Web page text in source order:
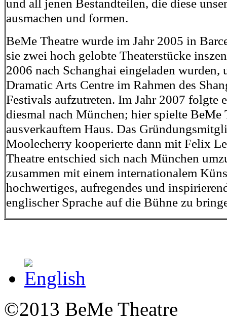
und all jenen Bestandteilen, die diese
ausmachen und formen.
BeMe Theatre wurde im Jahr 2005 in
sie zwei hoch gelobte Theaterstücke
2006 nach Schanghai eingeladen wurden,
Dramatic Arts Centre im Rahmen des
Festivals aufzutreten. Im Jahr 2007 folgte
diesmal nach München; hier spielte BeMe
ausverkauftem Haus. Das
Moolecherry kooperierte dann mit Felix
Theatre entschied sich nach München
zusammen mit einem internationalem
hochwertiges, aufregendes und
englischer Sprache auf die Bühne zu
©2013 BeMe Theatre